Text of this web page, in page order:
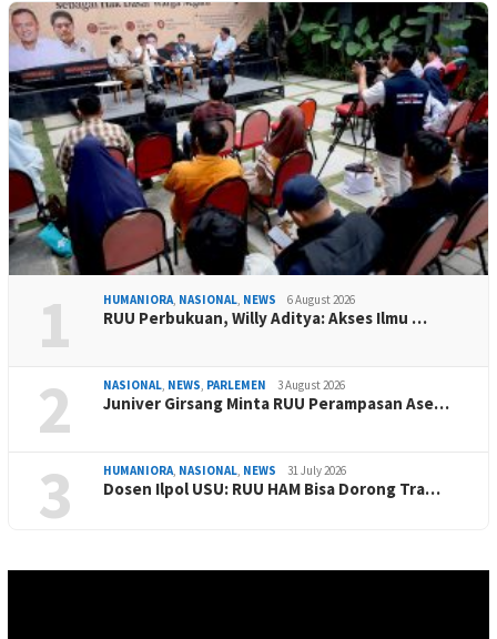
1 HUMANIORA NASIONAL NEWS 6 August 2026
RUU Perbukuan, Willy Aditya: Akses Ilmu …
2 NASIONAL NEWS PARLEMEN 3 August 2026
Juniver Girsang Minta RUU Perampasan Ase…
3 HUMANIORA NASIONAL NEWS 31 July 2026
Dosen Ilpol USU: RUU HAM Bisa Dorong Tra…